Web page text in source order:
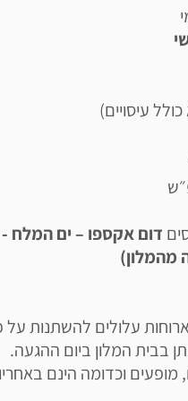
עיסויים)
דום אקספו – ים המלח -
עלולים להשתנות על
בבית המלון ביום ההגעה.
וכדומה הינם